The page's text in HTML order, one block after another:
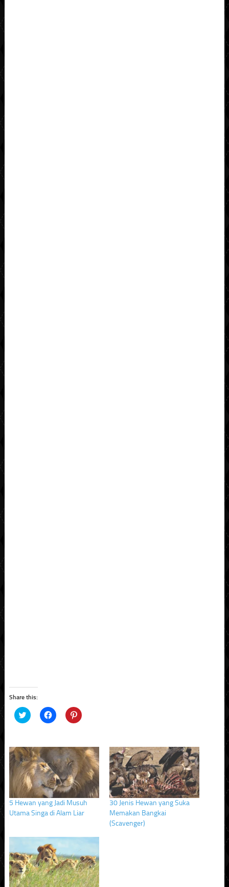
Share this:
Click
to
(Opens
in
new
window)
Click
to
(Opens
in
new
window)
Click
to
(Opens
in
new
window)
5 Hewan yang Jadi Musuh
Utama Singa di Alam Liar
30 Jenis Hewan yang Suka
Memakan Bangkai
(Scavenger)